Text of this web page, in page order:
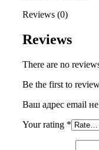
Reviews (0)
Reviews
There are no
Be the first to
Ваш адрес email
Your rating *